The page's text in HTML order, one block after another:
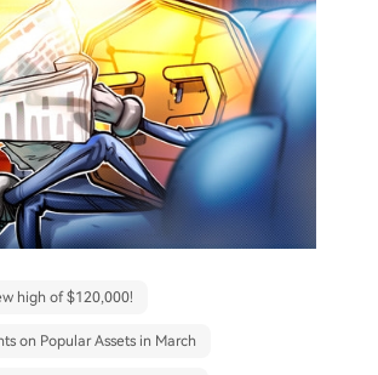
high of $120,000!
on Popular Assets in March